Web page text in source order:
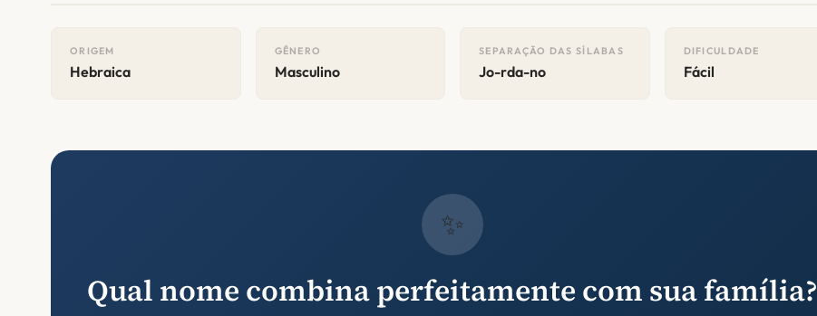
ORIGEM
Hebraica
GÊNERO
Masculino
SEPARAÇÃO DAS SÍLABAS
Jo-rda-no
DIFICULDADE
Fácil
✨
Qual nome combina perfeitamente com sua família?